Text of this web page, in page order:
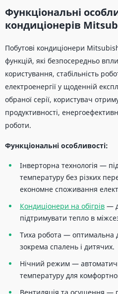
Функціональні
кондиціонерів
Побутові кондиціонери
функцій, які безпосередньо
користування, стабільність
електроенергії у щоденній
обраної серії, користувач
продуктивності,
роботи.
Функціональні особливості:
Інверторна технологія —
температуру без різких
економне споживання
Кондиціонери на обігрів —
підтримувати тепло в
Тиха робота — оптимальна
зокрема спалень і дитячих.
Нічний режим —
температуру для